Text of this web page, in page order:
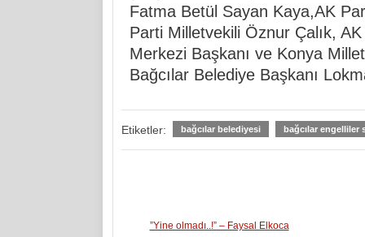
Fatma Betül Sayan Kaya,AK
Parti Milletvekili Öznur Çalık,
Merkezi Başkanı ve Konya
Bağcılar Belediye Başkanı
Etiketler: bağcılar belediyesi bağcılar engelliler
”Yine olmadı..!” – Faysal Elkoca